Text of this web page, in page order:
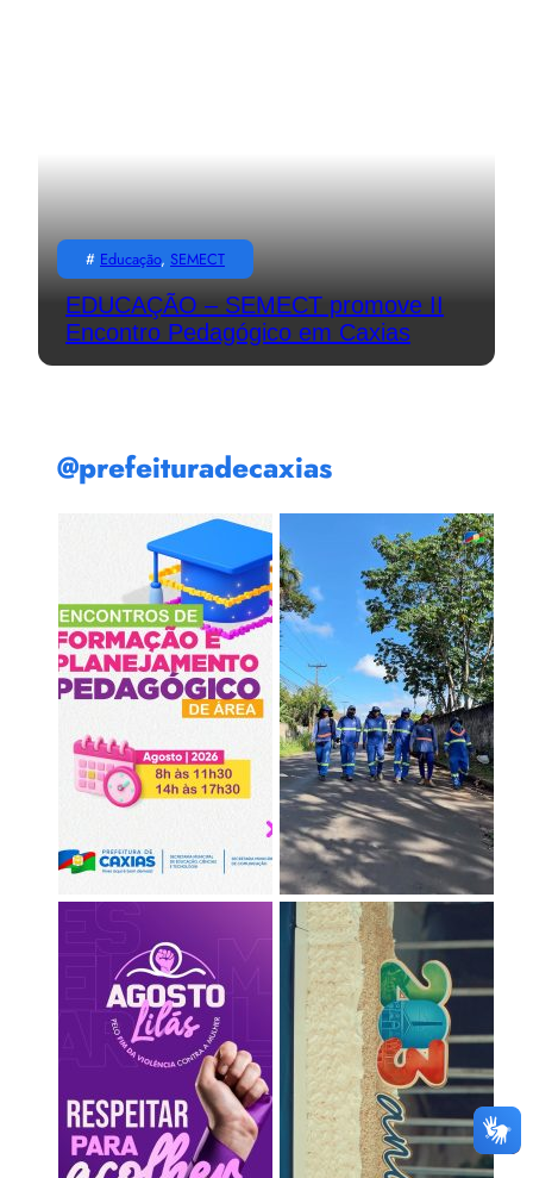
# Educação, SEMECT
EDUCAÇÃO – SEMECT promove II
Encontro Pedagógico em Caxias
@prefeituradecaxias